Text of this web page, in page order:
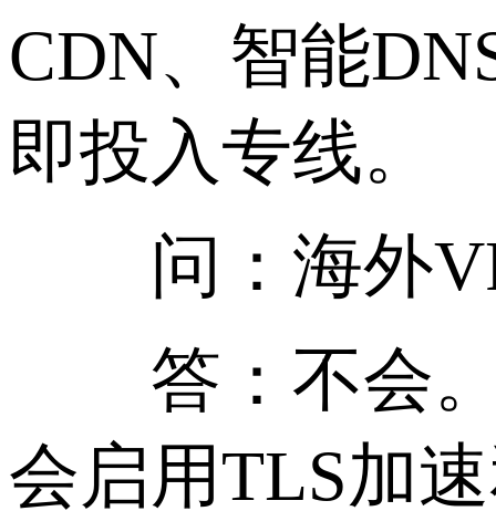
CDN、智能
即投入专线。
问：海外
答：不会。
会启用TLS加